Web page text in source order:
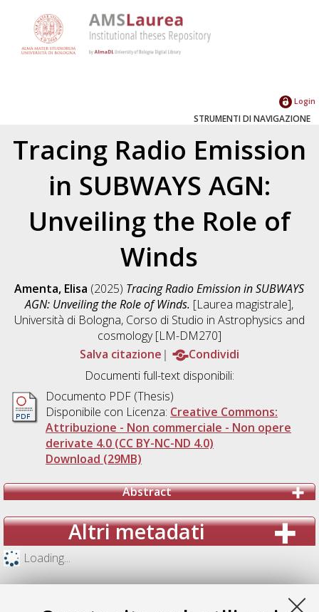
Login
STRUMENTI DI NAVIGAZIONE
Tracing Radio Emission
in SUBWAYS AGN:
Unveiling the Role of
Winds
Amenta, Elisa (2025) Tracing Radio Emission in SUBWAYS
AGN: Unveiling the Role of Winds. [Laurea magistrale],
Università di Bologna, Corso di Studio in Astrophysics and
cosmology [LM-DM270]
Salva citazione
Condividi
Documenti full-text disponibili:
Documento PDF (Thesis)
Disponibile con Licenza: Creative Commons:
Attribuzione - Non commerciale - Non opere
derivate 4.0 (CC BY-NC-ND 4.0)
Download (29MB)
Abstract
Altri metadati
Loading...